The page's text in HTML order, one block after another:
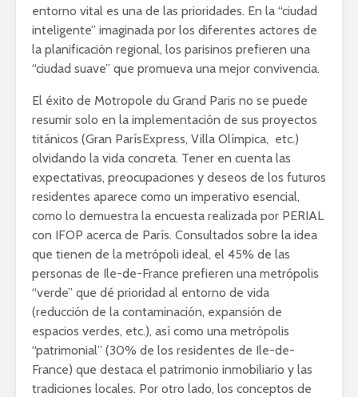
entorno vital es una de las prioridades. En la “ciudad
inteligente” imaginada por los diferentes actores de
la planificación regional, los parisinos prefieren una
“ciudad suave” que promueva una mejor convivencia.
El éxito de Motropole du Grand Paris no se puede
resumir solo en la implementación de sus proyectos
titánicos (Gran ParísExpress, Villa Olímpica, etc.)
olvidando la vida concreta. Tener en cuenta las
expectativas, preocupaciones y deseos de los futuros
residentes aparece como un imperativo esencial,
como lo demuestra la encuesta realizada por PERIAL
con IFOP acerca de París. Consultados sobre la idea
que tienen de la metrópoli ideal, el 45% de las
personas de Ile-de-France prefieren una metrópolis
“verde” que dé prioridad al entorno de vida
(reducción de la contaminación, expansión de
espacios verdes, etc.), así como una metrópolis
“patrimonial” (30% de los residentes de Ile-de-
France) que destaca el patrimonio inmobiliario y las
tradiciones locales. Por otro lado, los conceptos de